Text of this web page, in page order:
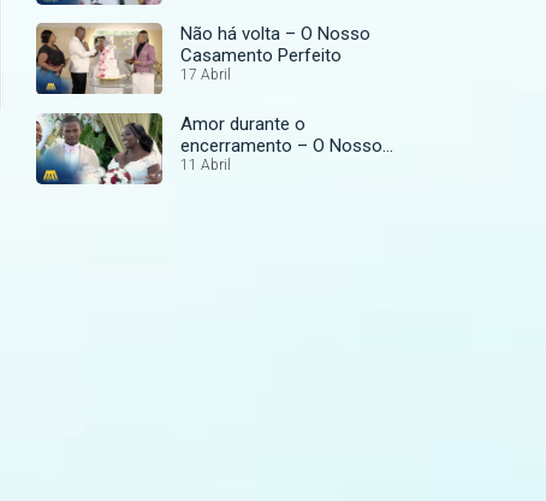
Não há volta – O Nosso
Casamento Perfeito
17 Abril
Amor durante o
encerramento – O Nosso
Casamento Perfeito
11 Abril